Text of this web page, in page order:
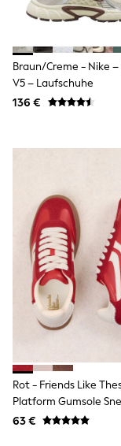
Wellies
Shoes
All
Nighties
Pyjamas
Robes
Bags
All
All
Wedding
Dresses
Shoes
Cardigans
Skirts
Denim
Raincoats
Shackets
Fleeces
Teddy Borg
Puffers
Snowsuits
Shop all
Braun/Creme - Nike
V5 – Laufschuhe
136 €
Rot - Friends Like
Platform Gumsole
Schnürung Im
63 €